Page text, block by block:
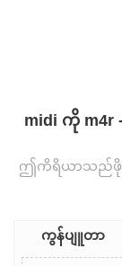
midi ကို m4r
ဤကိရိယာသည်ဖိုင်
ကွန်ပျူတာ